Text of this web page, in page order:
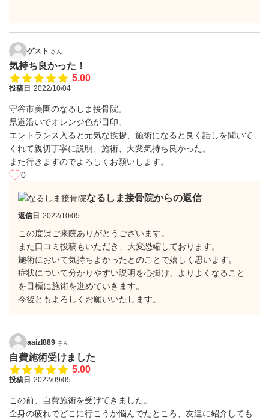
ゲスト さん
気持ち良かった！
5.00
投稿日 2022/10/04
守谷市美園のなるしま接骨院。
県道沿いでオレンジ色が目印。
エントランス入ると元気な挨拶、施術になると良く話しを聞いて
くれて親切丁寧に説明、施術、大変気持ち良かった。
また行きますのでよろしくお願いします。
0
なるしま接骨院からの返信
返信日 2022/10/05
この度はご来院ありがとうございます。
また口コミ投稿もいただき、大変恐縮しております。
施術において気持ちよかったとのことで嬉しく思います。
症状について分かりやすい説明を心掛け、よりよくなること
を目標に施術を進めていきます。
今後ともよろしくお願いいたします。
aaizl889 さん
自費施術受けました
5.00
投稿日 2022/09/05
この前、自費施術を受けてきました。
全身の疲れでどこに行こうか悩んでたところ、友達に紹介しても